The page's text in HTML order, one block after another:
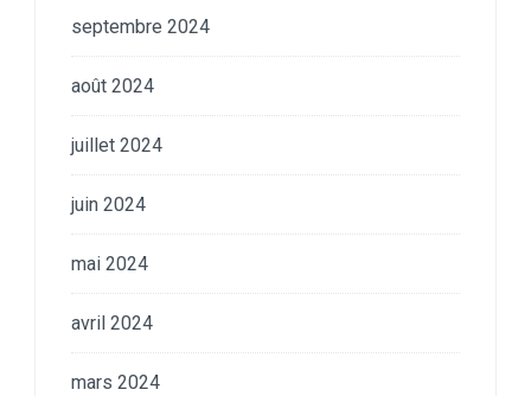
septembre 2024
août 2024
juillet 2024
juin 2024
mai 2024
avril 2024
mars 2024